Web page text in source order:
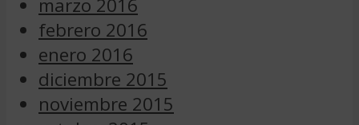
febrero 2016
enero 2016
diciembre 2015
noviembre 2015